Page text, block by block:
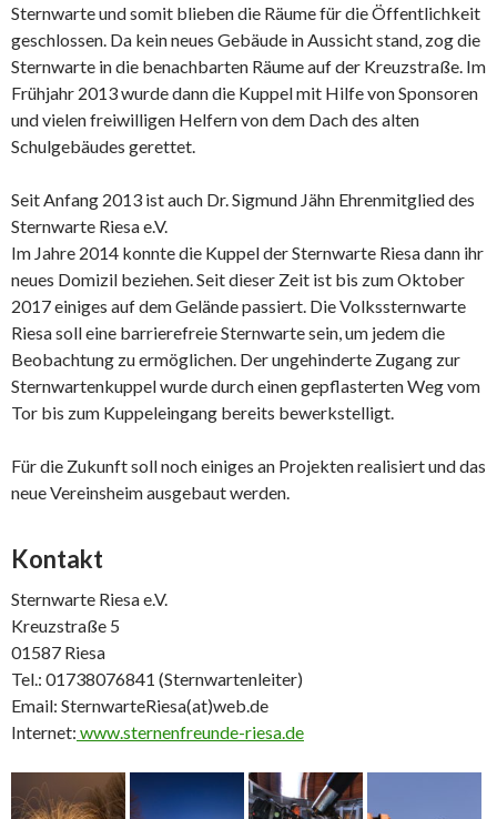
Sternwarte und somit blieben die Räume für die Öffentlichkeit
geschlossen. Da kein neues Gebäude in Aussicht stand, zog die
Sternwarte in die benachbarten Räume auf der Kreuzstraße. Im
Frühjahr 2013 wurde dann die Kuppel mit Hilfe von Sponsoren
und vielen freiwilligen Helfern von dem Dach des alten
Schulgebäudes gerettet.
Seit Anfang 2013 ist auch Dr. Sigmund Jähn Ehrenmitglied des
Sternwarte Riesa e.V.
Im Jahre 2014 konnte die Kuppel der Sternwarte Riesa dann ihr
neues Domizil beziehen. Seit dieser Zeit ist bis zum Oktober
2017 einiges auf dem Gelände passiert. Die Volkssternwarte
Riesa soll eine barrierefreie Sternwarte sein, um jedem die
Beobachtung zu ermöglichen. Der ungehinderte Zugang zur
Sternwartenkuppel wurde durch einen gepflasterten Weg vom
Tor bis zum Kuppeleingang bereits bewerkstelligt.
Für die Zukunft soll noch einiges an Projekten realisiert und das
neue Vereinsheim ausgebaut werden.
Kontakt
Sternwarte Riesa e.V.
Kreuzstraße 5
01587 Riesa
Tel.: 01738076841 (Sternwartenleiter)
Email: SternwarteRiesa(at)web.de
Internet: www.sternenfreunde-riesa.de